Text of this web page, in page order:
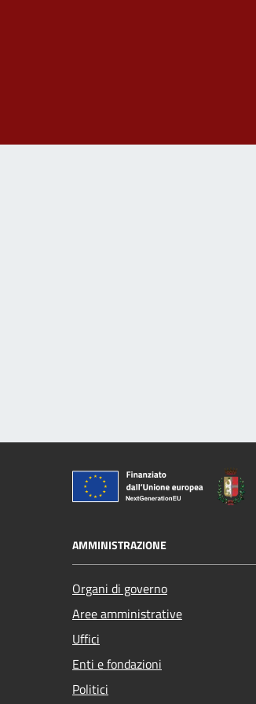
AMMINISTRAZIONE
Organi di governo
Aree amministrative
Uffici
Enti e fondazioni
Politici